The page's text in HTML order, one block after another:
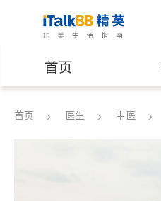
首页
医生
首页 医生 中医